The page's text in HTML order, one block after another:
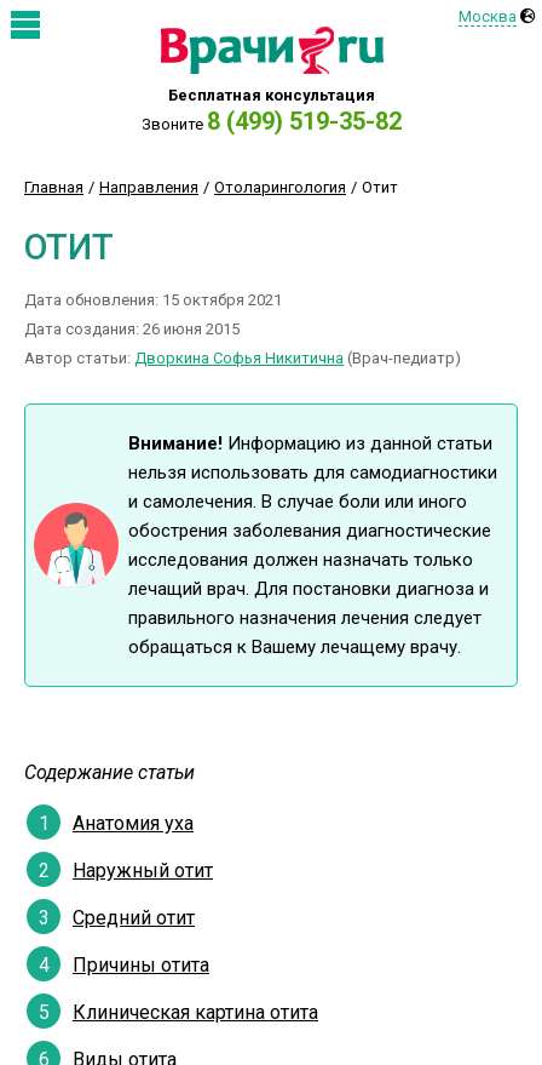
Бесплатная консультация
Звоните 8 (499) 519-35-82
Москва
Главная Направления Отоларингология Отит
ОТИТ
Дата обновления: 15 октября 2021
Дата создания: 26 июня 2015
Автор статьи: Дворкина Софья Никитична (Врач-педиатр)
Внимание! Информацию из данной статьи
нельзя использовать для самодиагностики
и самолечения. В случае боли или иного
обострения заболевания диагностические
исследования должен назначать только
лечащий врач. Для постановки диагноза и
правильного назначения лечения следует
обращаться к Вашему лечащему врачу.
Содержание статьи
Анатомия уха
Наружный отит
Средний отит
Причины отита
Клиническая картина отита
Виды отита